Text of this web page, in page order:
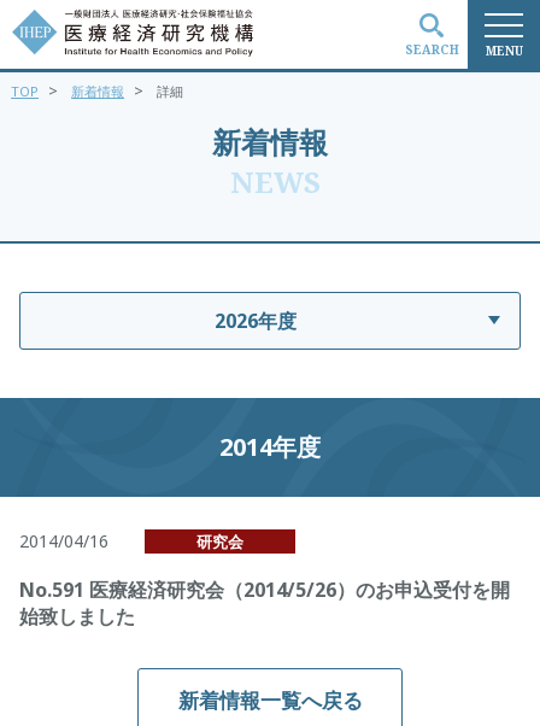
MENU
SEARCH
新着情報
NEWS
TOP > 新着情報 > 詳細
2026年度
2014年度
2014/04/16 研究会
No.591 医療経済研究会（2014/5/26）のお申込受付を開
始致しました
新着情報一覧へ戻る